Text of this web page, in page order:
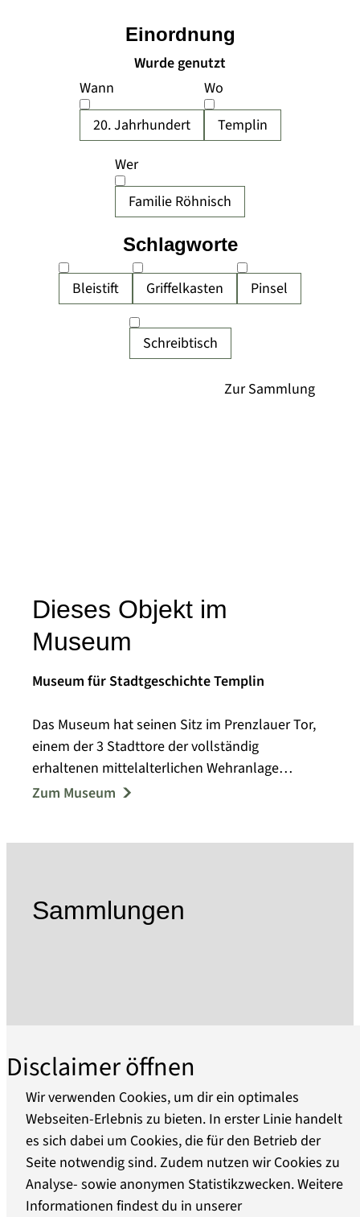
Wurde genutzt
Wann
20. Jahrhundert
Wo
Templin
Wer
Familie Röhnisch
Bleistift Griffelkasten Pinsel
Schreibtisch
Einordnung
Schlagworte
Dieses Objekt im
Museum
Museum für Stadtgeschichte Templin
Das Museum hat seinen Sitz im Prenzlauer Tor,
einem der 3 Stadttore der vollständig
erhaltenen mittelalterlichen Wehranlage
Templins.
Jahren reichte das Spektrum der
Sammeltätigkeit von Alltagsgegenständen,
kulturhistorisch bedeutsamen Ort des
Übergangs, des Austausches und Transits
erlebbar zu machen.
Im Zuge des Umbaus ab 2010 sind störende Ein-
und Umbauten entfernt, das historische
Gemäuer freigelegt worden. Neue Stahl-Glas-
Elemente im Bereich der alten Torbögen
machen heute die Blickachse durch Tor, Zwinger
Zum Museum
Sammlungen
Über uns
Barrierefreiheit
Disclaimer öffnen
Wir verwenden Cookies, um dir ein optimales
Webseiten-Erlebnis zu bieten. In erster Linie handelt
es sich dabei um Cookies, die für den Betrieb der
Seite notwendig sind. Zudem nutzen wir Cookies zu
Analyse- sowie anonymen Statistikzwecken. Weitere
Informationen findest du in unserer